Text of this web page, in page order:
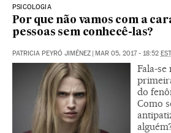
PSICOLOGIA
Por que não vamos com a
pessoas sem conhecê-las?
PATRICIA PEYRÓ JIMÉNEZ | MAR 05, 2017 - 18:52 EST
Fala-se
do
Como